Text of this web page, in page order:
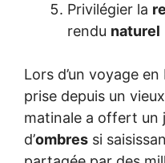
Privilégier la
rendu naturel
Lors d’un voyage
prise depuis un
matinale a offert un
d’ombres si